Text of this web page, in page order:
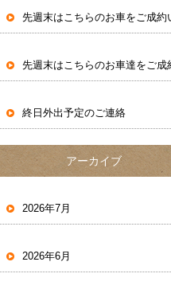
終日外出予定のご連絡
アーカイブ
2026年7月
2026年6月